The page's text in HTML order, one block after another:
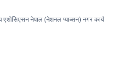
एशोसिएसन नेपाल (नेशनल प्याब्सन) नगर कार्य